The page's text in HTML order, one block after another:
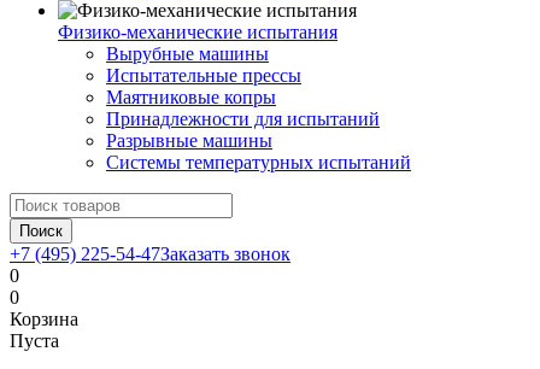
Физико-механические испытания
Вырубные машины
Испытательные прессы
Маятниковые копры
Принадлежности для испытаний
Разрывные машины
Системы температурных испытаний
Поиск
+7 (495) 225-54-47Заказать звонок
0
0
Корзина
Пуста